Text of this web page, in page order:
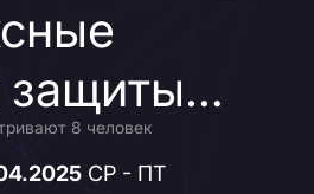
ТЭК 2025
8 человек
СР - ПТ